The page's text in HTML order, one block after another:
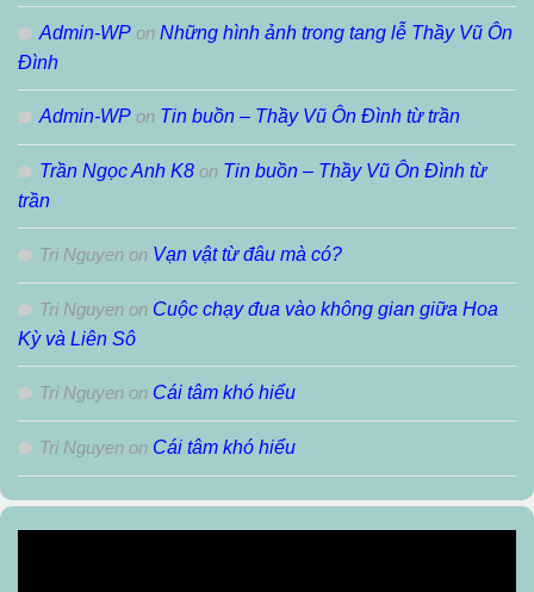
Admin-WP on Những hình ảnh trong tang lễ Thầy Vũ Ôn
Đình
Admin-WP on Tin buồn – Thầy Vũ Ôn Đình từ trần
Trần Ngọc Anh K8 on Tin buồn – Thầy Vũ Ôn Đình từ
trần
Tri Nguyen on Vạn vật từ đâu mà có?
Tri Nguyen on Cuộc chạy đua vào không gian giữa Hoa
Kỳ và Liên Sô
Tri Nguyen on Cái tâm khó hiểu
Tri Nguyen on Cái tâm khó hiểu